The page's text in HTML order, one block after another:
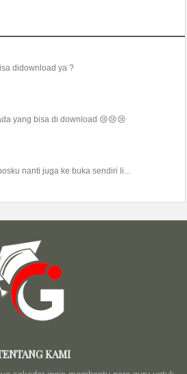
didownload ya ?
yang bisa di download 😢😢😢
nanti juga ke buka sendiri li...
KAMI